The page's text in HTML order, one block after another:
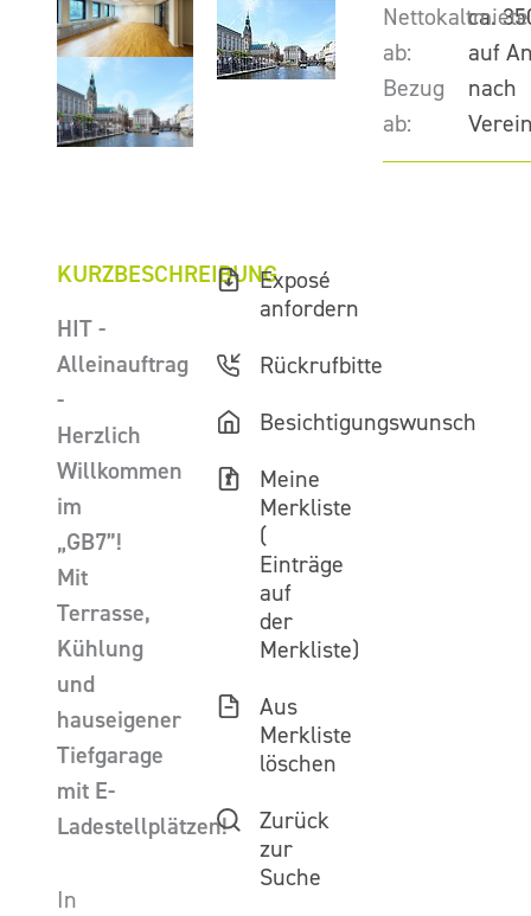
ca.
Nettokaltmiete
ab:
auf
Bezug
ab:
nach
KURZBESCHREIBUNG
HIT -
Alleinauftrag
-
Herzlich
Willkommen
im
„GB7”!
Mit
Terrasse,
Kühlung
und
hauseigener
Tiefgarage
mit E-
Ladestellplätzen!
In
Exposé
anfordern
Rückrufbitte
Besichtigungswunsch
Meine
Merkliste
(
Einträge
auf
der
Merkliste)
Aus
Merkliste
löschen
Zurück
zur
Suche